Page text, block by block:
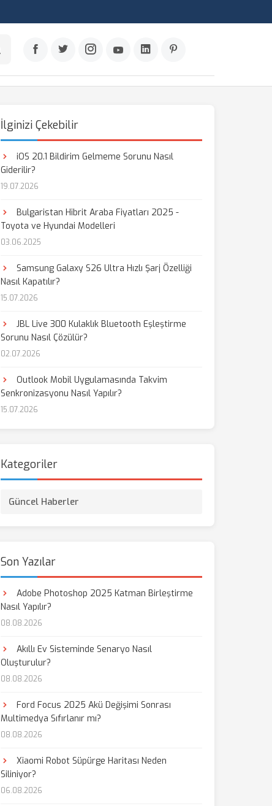
İlginizi Çekebilir
iOS 20.1 Bildirim Gelmeme Sorunu Nasıl
Giderilir?
19.07.2026
Bulgaristan Hibrit Araba Fiyatları 2025 -
Toyota ve Hyundai Modelleri
03.06.2025
Samsung Galaxy S26 Ultra Hızlı Şarj Özelliği
Nasıl Kapatılır?
15.07.2026
JBL Live 300 Kulaklık Bluetooth Eşleştirme
Sorunu Nasıl Çözülür?
02.07.2026
Outlook Mobil Uygulamasında Takvim
Senkronizasyonu Nasıl Yapılır?
15.07.2026
Kategoriler
Güncel Haberler
Son Yazılar
Adobe Photoshop 2025 Katman Birleştirme
Nasıl Yapılır?
08.08.2026
Akıllı Ev Sisteminde Senaryo Nasıl
Oluşturulur?
08.08.2026
Ford Focus 2025 Akü Değişimi Sonrası
Multimedya Sıfırlanır mı?
08.08.2026
Xiaomi Robot Süpürge Haritası Neden
Siliniyor?
06.08.2026